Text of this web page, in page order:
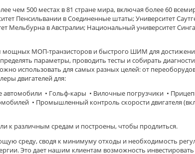
чем 500 местах в 81 стране мира, включая более 60
Пенсильвании в Соединенные штаты; Университет
Мельбурна в Австралии; Национальный университет
мощных МОП-транзисторов и быстрого ШИМ для
параметры, проводить тесты и собирать
использовать для самых разных целей: от
двигателей для:
автомобили • Гольф-кары • Вилочные погрузчики •
• Промышленный контроль скорости двигателя
к различным средам и построены, чтобы продлиться.
среду, сводя к минимуму отходы и необходимость
Это дает нашим клиентам возможность инвестировать